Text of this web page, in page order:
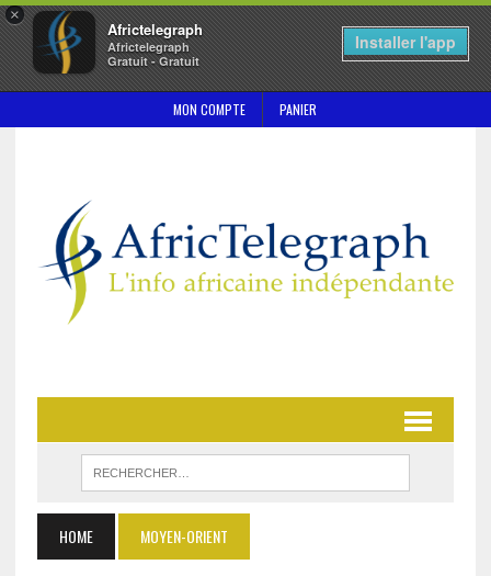
×
Africtelegraph
Africtelegraph
Gratuit - Gratuit
Installer l'app
MON COMPTE PANIER
HOME MOYEN-ORIENT